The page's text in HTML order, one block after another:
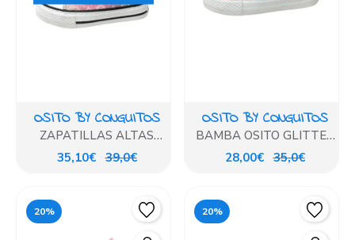
OSITO BY CONGUITOS
ZAPATILLAS ALTAS
GLITTER UNICORNIO
35,10€ 39,0€
OSITO BY CONGUITOS
BAMBA OSITO GLITTER
MULTICOLOR
28,00€ 35,0€
20% 20%